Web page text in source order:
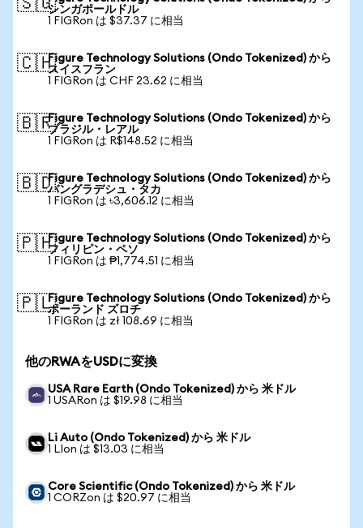
🇸🇬シンガポールドル
1 FIGRon は $37.37 に相当
🇨🇭Figure Technology Solutions (Ondo Tokenized) から
スイスフラン
1 FIGRon は CHF 23.62 に相当
🇧🇷Figure Technology Solutions (Ondo Tokenized) から
ブラジル・レアル
1 FIGRon は R$148.52 に相当
🇧🇩Figure Technology Solutions (Ondo Tokenized) から
バングラデシュ・タカ
1 FIGRon は ৳3,606.12 に相当
🇵🇭Figure Technology Solutions (Ondo Tokenized) から
フィリピン・ペソ
1 FIGRon は ₱1,774.51 に相当
🇵🇱Figure Technology Solutions (Ondo Tokenized) から
ポーランド ズロチ
1 FIGRon は zł 108.69 に相当
他のRWAをUSDに変換
USA Rare Earth (Ondo Tokenized) から 米ドル
1 USARon は $19.98 に相当
Li Auto (Ondo Tokenized) から 米ドル
1 LIon は $13.03 に相当
Core Scientific (Ondo Tokenized) から 米ドル
1 CORZon は $20.97 に相当